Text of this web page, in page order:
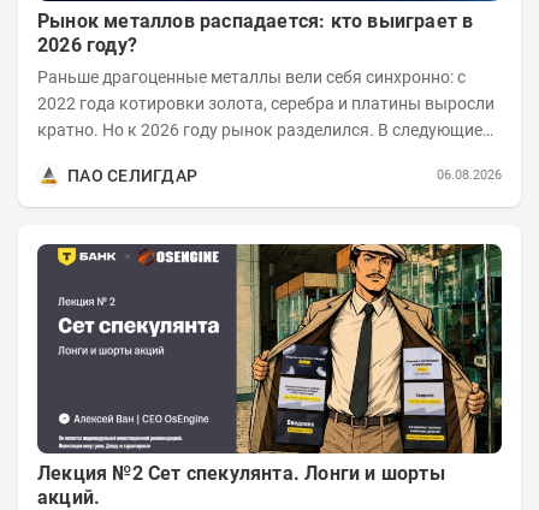
Рынок металлов распадается: кто выиграет в
2026 году?
Раньше драгоценные металлы вели себя синхронно: с
2022 года котировки золота, серебра и платины выросли
кратно. Но к 2026 году рынок разделился. В следующие
ПАО СЕЛИГДАР
06.08.2026
Лекция №2 Сет спекулянта. Лонги и шорты
акций.